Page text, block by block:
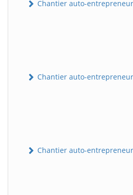
Chantier auto-
Chantier auto-
Chantier auto-